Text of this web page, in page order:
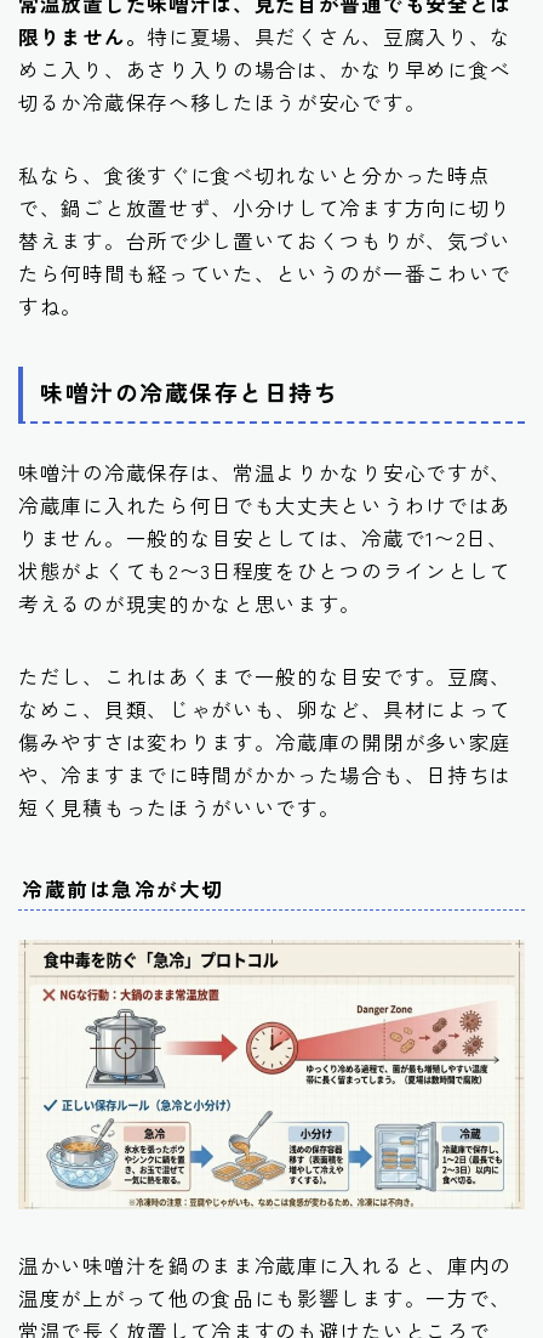
限りません。 特に夏場、具だくさん、豆腐入り、な
めこ入り、あさり入りの場合は、かなり早めに食べ
切るか冷蔵保存へ移したほうが安心です。
私なら、食後すぐに食べ切れないと分かった時点
で、鍋ごと放置せず、小分けして冷ます方向に切り
替えます。台所で少し置いておくつもりが、気づい
たら何時間も経っていた、というのが一番こわいで
すね。
味噌汁の冷蔵保存と日持ち
味噌汁の冷蔵保存は、常温よりかなり安心ですが、
冷蔵庫に入れたら何日でも大丈夫というわけではあ
りません。一般的な目安としては、冷蔵で1〜2日、
状態がよくても2〜3日程度をひとつのラインとして
考えるのが現実的かなと思います。
ただし、これはあくまで一般的な目安です。豆腐、
なめこ、貝類、じゃがいも、卵など、具材によって
傷みやすさは変わります。冷蔵庫の開閉が多い家庭
や、冷ますまでに時間がかかった場合も、日持ちは
短く見積もったほうがいいです。
冷蔵前は急冷が大切
温かい味噌汁を鍋のまま冷蔵庫に入れると、庫内の
温度が上がって他の食品にも影響します。一方で、
常温で長く放置して冷ますのも避けたいところで